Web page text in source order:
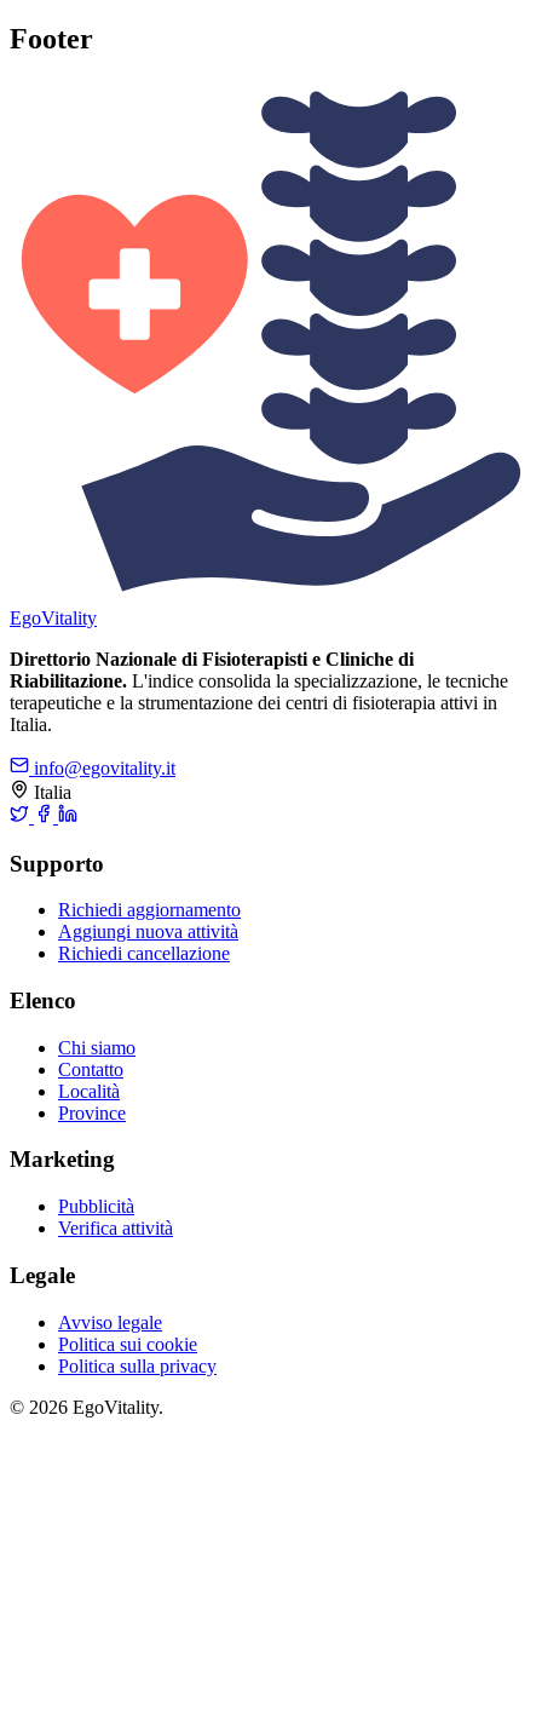
Footer
EgoVitality
Direttorio Nazionale di Fisioterapisti e Cliniche di
Riabilitazione. L'indice consolida la specializzazione, le tecniche
terapeutiche e la strumentazione dei centri di fisioterapia attivi in
Italia.
info@egovitality.it
Italia
Supporto
Richiedi aggiornamento
Aggiungi nuova attività
Richiedi cancellazione
Elenco
Chi siamo
Contatto
Località
Province
Marketing
Pubblicità
Verifica attività
Legale
Avviso legale
Politica sui cookie
Politica sulla privacy
© 2026 EgoVitality.